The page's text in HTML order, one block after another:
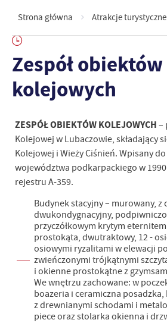
Strona główna Atrakcje turystyczne
Zespół obiektów
kolejowych
ZESPÓŁ OBIEKTÓW KOLEJOWYCH –
Kolejowej w Lubaczowie, składający
Kolejowej i Wieży Ciśnień. Wpisany
województwa podkarpackiego w
rejestru A-359.
Budynek stacyjny – murowany, z
dwukondygnacyjny,
przyczółkowym krytym
prostokąta, dwutraktowy, 12 -
osiowymi ryzalitami w elewacji
zwieńczonymi trójkątnymi
i okienne prostokątne z
We wnętrzu zachowane: w
boazeria i ceramiczna
z drewnianymi schodami i
piece oraz stolarka okienna i